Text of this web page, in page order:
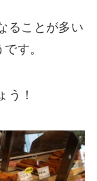
ることが多い
す。
う！